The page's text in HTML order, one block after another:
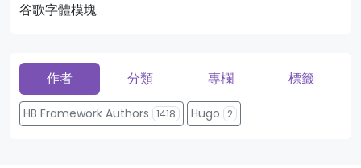
谷歌字體模塊
作者 分類 專欄 標籤
HB Framework Authors 1418 Hugo 2